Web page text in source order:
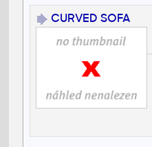
CURVED SOFA